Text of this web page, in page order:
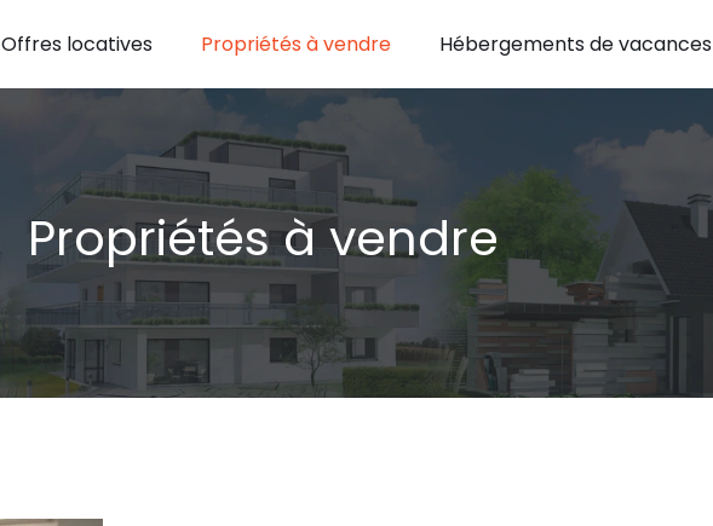
Offres locatives Propriétés à vendre Hébergements de vacances
Propriétés à vendre